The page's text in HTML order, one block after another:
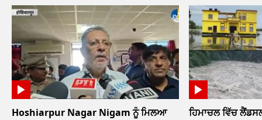
Hoshiarpur Nagar Nigam ਨੂੰ ਮਿਲਆ
ਹਿਮਾਚਲ ਵਿੱਚ